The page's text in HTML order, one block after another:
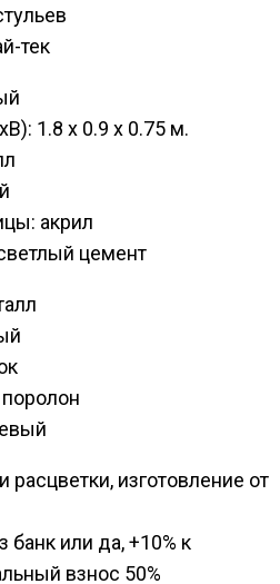
тек
1.8 х 0.9 x 0.75 м.
акрил
цемент
расцветки, изготовление от
банк или да, +10% к
взнос 50%